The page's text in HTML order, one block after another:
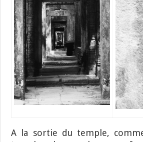
A la sortie du temple,